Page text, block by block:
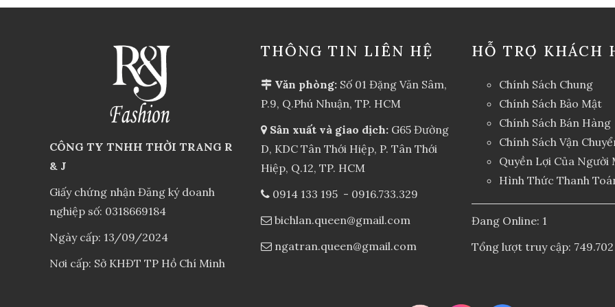
CÔNG TY TNHH THỜI TRANG R
& J
Giấy chứng nhận Đăng ký doanh
nghiệp số: 0318669184
Ngày cấp: 13/09/2024
Nơi cấp: Sở KHĐT TP Hồ Chí Minh
THÔNG TIN LIÊN HỆ
Văn phòng: Số 01 Đặng Văn Sâm,
P.9, Q.Phú Nhuận, TP. HCM
Sản xuất và giao dịch: G65 Đường
D, KDC Tân Thới Hiệp, P. Tân Thới
Hiệp, Q.12, TP. HCM
0914 133 195- 0916.733.329
bichlan.queen@gmail.com
ngatran.queen@gmail.com
HỖ TRỢ KHÁCH
Chính Sách Chung
Chính Sách Bảo Mật
Chính Sách Bán Hàng
Chính Sách Vận
Quyền Lợi Của Người
Hình Thức Thanh
Đang Online: 1
Tổng lượt truy cập: 749.702